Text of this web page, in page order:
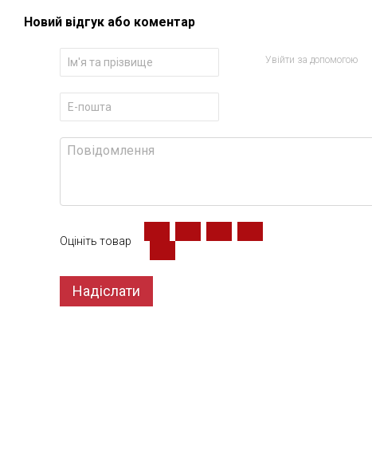
Новий відгук або коментар
Увійти за допомогою
Оцініть товар
Надіслати